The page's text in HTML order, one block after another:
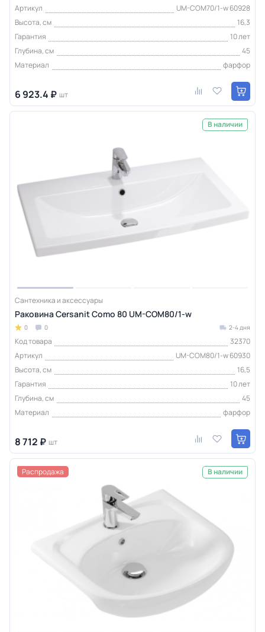
Артикул
UM-COM70/1-w 60928
Высота, см
16,3
Гарантия
10 лет
Глубина, см
45
Материал
фарфор
6 923.4 ₽ шт
В наличии
Сантехника и аксессуары
Раковина Cersanit Como 80 UM-COM80/1-w
0 0 2-4 дня
Код товара
32370
Артикул
UM-COM80/1-w 60930
Высота, см
16,5
Гарантия
10 лет
Глубина, см
45
Материал
фарфор
8 712 ₽ шт
Распродажа В наличии